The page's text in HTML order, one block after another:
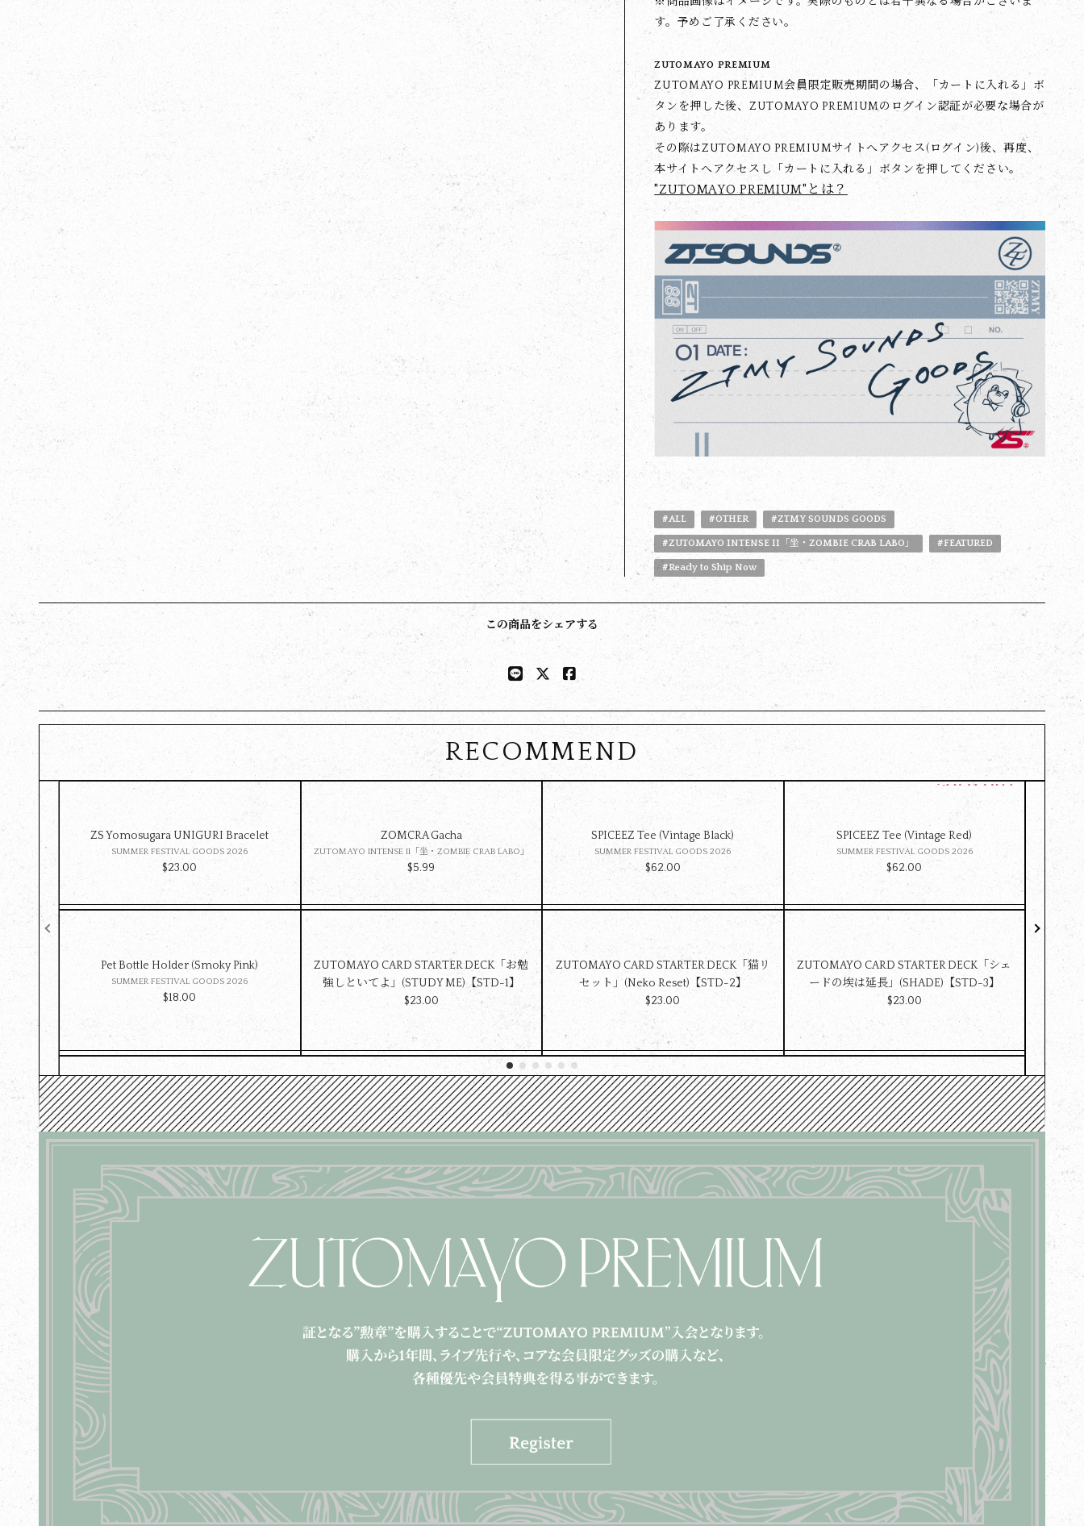
す。予めご了承ください。
ZUTOMAYO PREMIUM
ZUTOMAYO PREMIUM会員限定販売期間の場合、「カートに入れる」ボ
タンを押した後、ZUTOMAYO PREMIUMのログイン認証が必要な場合が
あります。
その際はZUTOMAYO PREMIUMサイトへアクセス(ログイン)後、再度、
本サイトへアクセスし「カートに入れる」ボタンを押してください。
"ZUTOMAYO PREMIUM"とは？
#ALL #OTHER #ZTMY SOUNDS GOODS
#ZUTOMAYO INTENSE II「坐・ZOMBIE CRAB LABO」 #FEATURED
#Ready to Ship Now
この商品をシェアする
RECOMMEND
ZS Yomosugara UNIGURI Bracelet
SUMMER FESTIVAL GOODS 2026
$‌23.00
ZOMCRA Gacha
ZUTOMAYO INTENSE II「坐・ZOMBIE CRAB LABO」
$‌5.99
SPICEEZ Tee (Vintage Black)
SUMMER FESTIVAL GOODS 2026
$‌62.00
SPICEEZ Tee (Vintage Red)
SUMMER FESTIVAL GOODS 2026
$‌62.00
Pet Bottle Holder (Smoky Pink)
SUMMER FESTIVAL GOODS 2026
$‌18.00
ZUTOMAYO CARD STARTER DECK「お勉
強しといてよ」(STUDY ME)【STD-1】
$‌23.00
ZUTOMAYO CARD STARTER DECK「猫リ
セット」(Neko Reset)【STD-2】
$‌23.00
ZUTOMAYO CARD STARTER DECK「シェ
ードの埃は延長」(SHADE)【STD-3】
$‌23.00
ultra